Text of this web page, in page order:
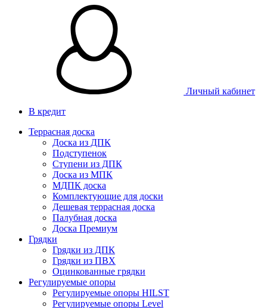
Личный кабинет
В кредит
Террасная доска
Доска из ДПК
Подступенок
Ступени из ДПК
Доска из МПК
МДПК доска
Комплектующие для доски
Дешевая террасная доска
Палубная доска
Доска Премиум
Грядки
Грядки из ДПК
Грядки из ПВХ
Оцинкованные грядки
Регулируемые опоры
Регулируемые опоры HILST
Регулируемые опоры Level